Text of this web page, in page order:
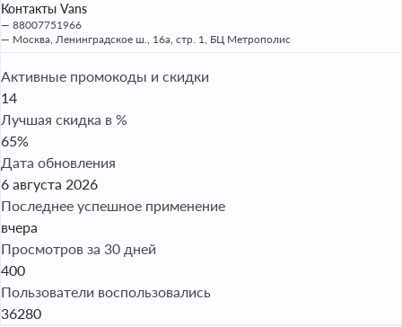
Контакты Vans
88007751966
Москва, Ленинградское ш., 16а, стр. 1, БЦ Метрополис
Активные промокоды и скидки
14
Лучшая скидка в %
65%
Дата обновления
6 августа 2026
Последнее успешное применение
вчера
Просмотров за 30 дней
400
Пользователи воспользовались
36280